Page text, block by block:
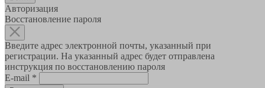
Авторизация
Восстановление пароля
Введите адрес электронной почты, указанный при
регистрации. На указанный адрес будет отправлена
инструкция по восстановлению пароля
E-mail *